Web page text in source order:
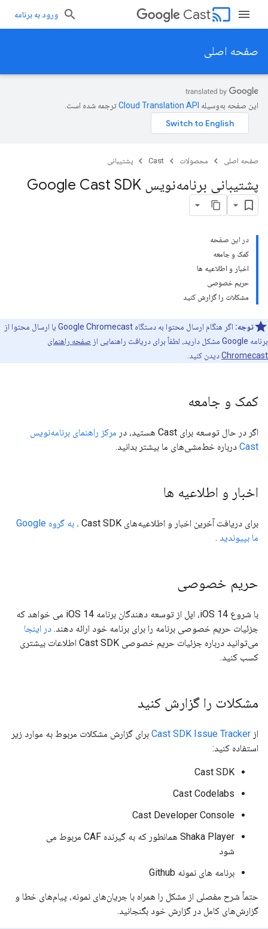
cast
Cast ورود به برنامه
صفحه اصلی
این صفحه به‌وسیله ترجمه شده است.
صفحه اصلی محصولات Cast پشتیبانی
پشتیبانی برنامه‌نویس Google Cast SDK
در این صفحه
کمک و جامعه
اخبار و اطلاعیه ها
حریم خصوصی
مشکلات را گزارش کنید
توجه:
اگر هنگام ارسال محتوا به دستگاه Google Chromecast یا ارسال محتوا از
برنامه Google مشکل دارید، لطفاً برای دریافت راهنمایی از
صفحه راهنمای
Chromecastدیدن کنید.
کمک و جامعه
اگر در حال توسعه برای Cast هستید، در
مرکز راهنمای برنامه‌نویس
Cast درباره خط‌مشی‌های ما بیشتر بدانید.
اخبار و اطلاعیه ها
برای دریافت آخرین اخبار و اطلاعیه‌های Cast SDK
، به گروه Google
ما بپیوندید .
حریم خصوصی
با شروع iOS 14، اپل از توسعه دهندگان برنامه iOS 14 می خواهد که
جزئیات حریم خصوصی برنامه را برای برنامه خود ارائه دهند. در اینجا
می‌توانید درباره جزئیات حریم خصوصی Cast SDK اطلاعات بیشتری
کسب کنید.
مشکلات را گزارش کنید
از Cast SDK Issue Tracker برای گزارش مشکلات مربوط به موارد زیر
استفاده کنید:
Cast SDK
Cast Codelabs
Cast Developer Console
Shaka Player همانطور که به گیرنده CAF مربوط می
شود
برنامه های نمونه Github
حتماً شرح مفصلی از مشکل را همراه با جریان‌های نمونه، پیام‌های خطا و
گزارش‌های کامل در گزارش خود بگنجانید.